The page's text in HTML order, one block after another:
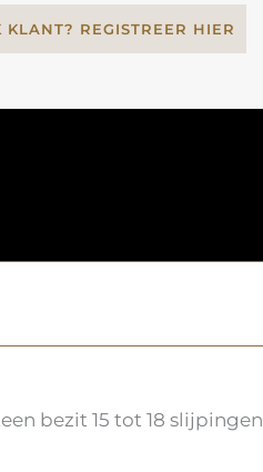
KLANT? REGISTREER HIER
bezit 15 tot 18 slijpingen